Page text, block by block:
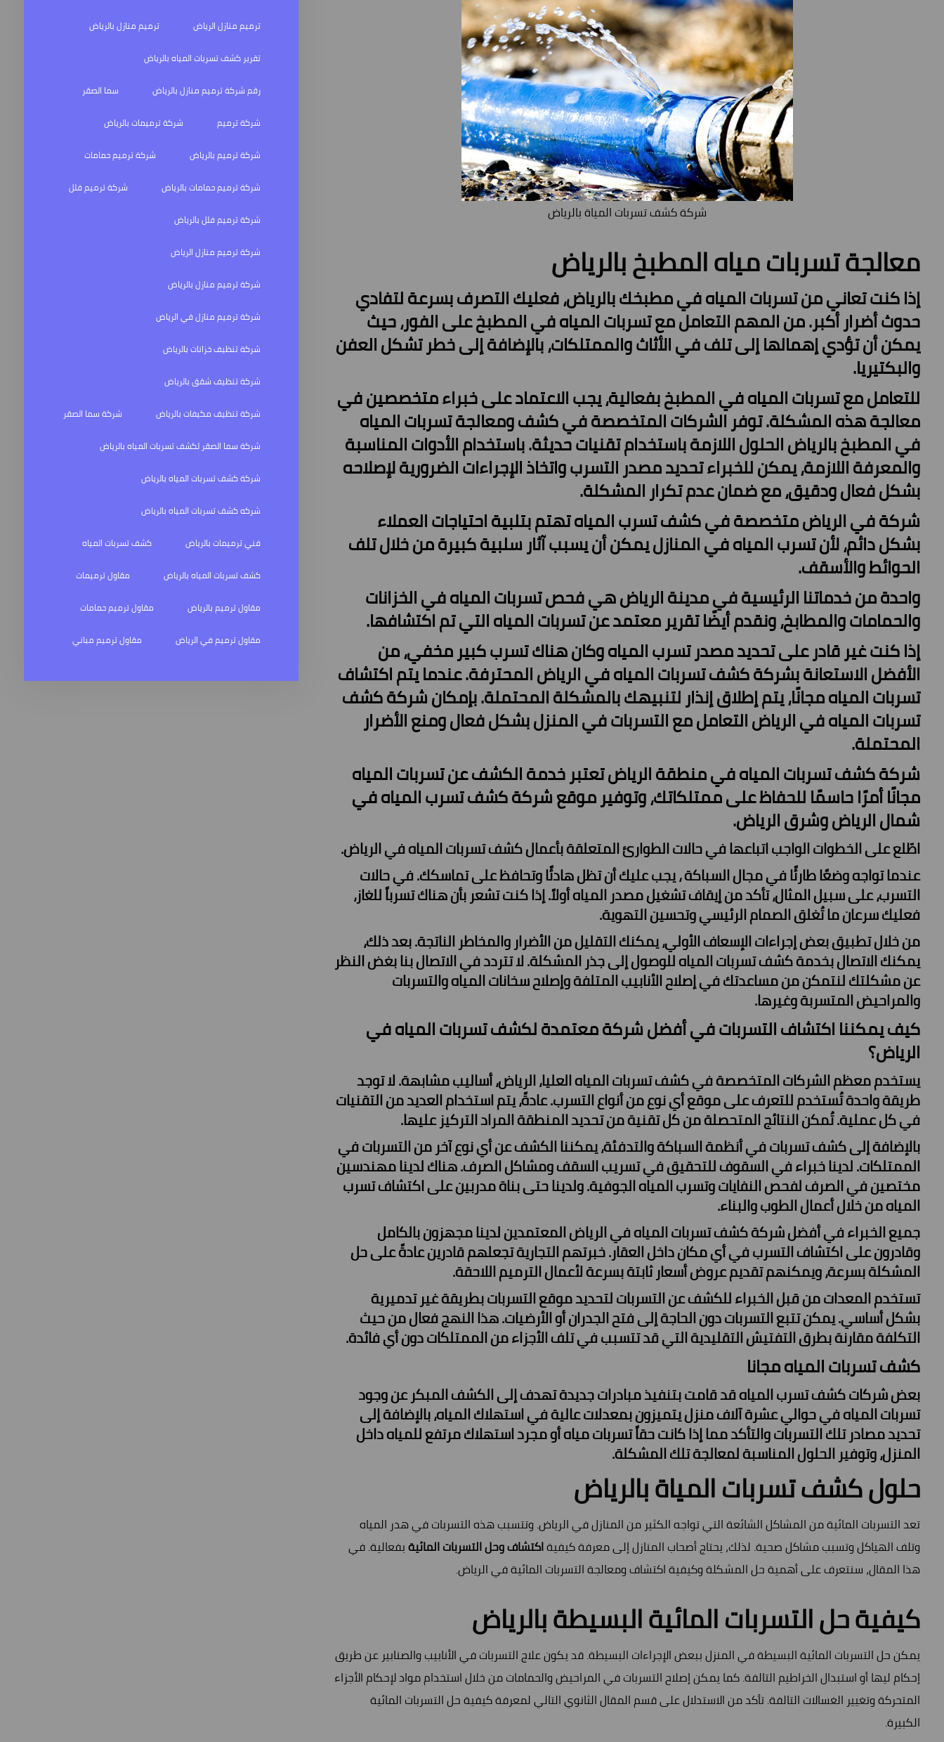
شركة كشف تسربات المياة بالرياض
معالجة تسربات مياه المطبخ بالرياض
إذا كنت تعاني منتسربات المياه في مطبخك بالرياض، فعليك التصرف بسرعة لتفادي
حدوث أضرار أكبر. من المهم التعامل مع تسربات المياه في المطبخ على الفور، حيث
يمكن أن تؤدي إهمالها إلى تلف في الأثاث والممتلكات، بالإضافة إلى خطر تشكل العفن
والبكتيريا.
للتعامل مع تسربات المياه في المطبخ بفعالية، يجب الاعتماد على خبراء متخصصين في
معالجة هذه المشكلة. توفر الشركات المتخصصة في كشف ومعالجة تسربات المياه
في المطبخ بالرياض الحلول اللازمة باستخدام تقنيات حديثة. باستخدام الأدوات المناسبة
والمعرفة اللازمة، يمكن للخبراء تحديد مصدر التسرب واتخاذ الإجراءات الضرورية لإصلاحه
بشكل فعال ودقيق، مع ضمان عدم تكرار المشكلة.
شركة في الرياض متخصصة في كشف تسرب المياه تهتم بتلبية احتياجات العملاء
بشكل دائم، لأن تسرب المياه في المنازل يمكن أن يسبب آثار سلبية كبيرة من خلال تلف
الحوائط والأسقف.
واحدة من خدماتنا الرئيسية في مدينة الرياض هي فحص تسربات المياه في الخزانات
والحمامات والمطابخ، ونقدم أيضًا تقرير معتمد عن تسربات المياه التي تم اكتشافها.
إذا كنت غير قادر على تحديد مصدر تسرب المياه وكان هناك تسرب كبير مخفي، من
الأفضل الاستعانة بشركة كشف تسربات المياه في الرياض المحترفة. عندما يتم اكتشاف
تسربات المياه مجانًا، يتم إطلاق إنذار لتنبيهك بالمشكلة المحتملة. بإمكان شركة كشف
تسربات المياه في الرياض التعامل مع التسربات في المنزل بشكل فعال ومنع الأضرار
المحتملة.
شركة كشف تسربات المياه في منطقة الرياض تعتبر خدمة الكشف عن تسربات المياه
مجانًا أمرًا حاسمًا للحفاظ على ممتلكاتك، وتوفير موقع شركة كشف تسرب المياه في
شمال الرياض وشرق الرياض.
اطّلع على الخطوات الواجب اتباعها في حالات الطوارئ المتعلقة بأعمال كشف تسربات المياه في الرياض.
عندما تواجه وضعًا طارئًا في مجال السباكة ، يجب عليك أن تظل هادئًا وتحافظ على تماسكك. في حالات
التسرب، على سبيل المثال، تأكد من إيقاف تشغيل مصدر المياه أولاً. إذا كنت تشعر بأن هناك تسرباً للغاز،
فعليك سرعان ما تُغلق الصمام الرئيسي وتحسين التهوية.
من خلال تطبيق بعض إجراءات الإسعاف الأولي، يمكنك التقليل من الأضرار والمخاطر الناتجة. بعد ذلك،
يمكنك الاتصال بخدمة كشف تسربات المياه للوصول إلى جذر المشكلة. لا تتردد في الاتصال بنا بغض النظر
عن مشكلتك لنتمكن من مساعدتك في إصلاح الأنابيب المتلفة وإصلاح سخانات المياه والتسربات
والمراحيض المتسربة وغيرها.
كيف يمكننا اكتشاف التسربات في أفضل شركة معتمدة لكشف تسربات المياه في
الرياض؟
يستخدم معظم الشركات المتخصصة في كشف تسربات المياه العليا، الرياض، أساليب مشابهة. لا توجد
طريقة واحدة تُستخدم للتعرف على موقع أي نوع من أنواع التسرب. عادةً، يتم استخدام العديد من التقنيات
في كل عملية. تُمكن النتائج المتحصلة من كل تقنية من تحديد المنطقة المراد التركيز عليها.
بالإضافة إلى كشف تسربات في أنظمة السباكة والتدفئة، يمكننا الكشف عن أي نوع آخر من التسربات في
الممتلكات. لدينا خبراء في السقوف للتحقيق في تسريب السقف ومشاكل الصرف. هناك لدينا مهندسين
مختصين في الصرف لفحص النفايات وتسرب المياه الجوفية. ولدينا حتى بناة مدربين على اكتشاف تسرب
المياه من خلال أعمال الطوب والبناء.
جميع الخبراء في أفضل شركة كشف تسربات المياه في الرياض المعتمدين لدينا مجهزون بالكامل
وقادرون على اكتشاف التسرب في أي مكان داخل العقار. خبرتهم التجارية تجعلهم قادرين عادةً على حل
المشكلة بسرعة، ويمكنهم تقديم عروض أسعار ثابتة بسرعة لأعمال الترميم اللاحقة.
تستخدم المعدات من قبل الخبراء للكشف عن التسربات لتحديد موقع التسربات بطريقة غير تدميرية
بشكل أساسي. يمكن تتبع التسربات دون الحاجة إلى فتح الجدران أو الأرضيات. هذا النهج فعال من حيث
التكلفة مقارنة بطرق التفتيش التقليدية التي قد تتسبب في تلف الأجزاء من الممتلكات دون أي فائدة.
كشف تسربات المياه مجانا
بعضشركات كشف تسرب المياهقد قامت بتنفيذ مبادرات جديدة تهدف إلى الكشف المبكر عن وجود
تسربات المياه في حوالي عشرة آلاف منزل يتميزون بمعدلات عالية في استهلاك المياه، بالإضافة إلى
تحديد مصادر تلك التسربات والتأكد مما إذا كانت حقاً تسربات مياه أو مجرد استهلاك مرتفع للمياه داخل
المنزل، وتوفير الحلول المناسبة لمعالجة تلك المشكلة.
حلول كشف تسربات المياة بالرياض
تعد التسربات المائية من المشاكل الشائعة التي تواجه الكثير من المنازل في الرياض. وتتسبب هذه التسربات في هدر المياه
وتلف الهياكل وتسبب مشاكل صحية. لذلك، يحتاج أصحاب المنازل إلى معرفة كيفيةاكتشاف وحل التسربات المائيةبفعالية. في
هذا المقال، سنتعرف على أهمية حل المشكلة وكيفية اكتشاف ومعالجة التسربات المائية في الرياض.
كيفية حل التسربات المائية البسيطة بالرياض
يمكن حل التسربات المائية البسيطة في المنزل ببعض الإجراءات البسيطة. قد يكون علاج التسربات في الأنابيب والصنابير عن طريق
إحكام ليها أو استبدال الخراطيم التالفة. كما يمكن إصلاح التسربات في المراحيض والحمامات من خلال استخدام مواد لإحكام الأجزاء
المتحركة وتغيير الغسالات التالفة. تأكد من الاستدلال على قسم المقال الثانوي التالي لمعرفة كيفية حل التسربات المائية
الكبيرة.
ترميم منازل الرياض
ترميم منازل بالرياض
تقرير كشف تسربات المياه بالرياض
رقم شركة ترميم منازل بالرياض
سما الصقر
شركة ترميم
شركة ترميمات بالرياض
شركة ترميم بالرياض
شركة ترميم حمامات
شركة ترميم حمامات بالرياض
شركة ترميم فلل
شركة ترميم فلل بالرياض
شركة ترميم منازل الرياض
شركة ترميم منازل بالرياض
شركة ترميم منازل في الرياض
شركة تنظيف خزانات بالرياض
شركة تنظيف شقق بالرياض
شركة تنظيف مكيفات بالرياض
شركة سما الصقر
شركة سما الصقر لكشف تسربات المياه بالرياض
شركة كشف تسربات المياه بالرياض
شركه كشف تسربات المياه بالرياض
فني ترميمات بالرياض
كشف تسربات المياه
كشف تسربات المياه بالرياض
مقاول ترميمات
مقاول ترميم بالرياض
مقاول ترميم حمامات
مقاول ترميم في الرياض
مقاول ترميم مباني